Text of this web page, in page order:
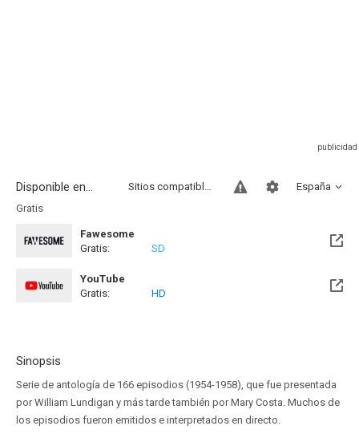
Disponible en... España
Sitios compatibles
Gratis
Fawesome
Gratis:
SD
YouTube
Gratis:
HD
Sinopsis
Serie de antología de 166 episodios (1954-1958), que fue presentada
por William Lundigan y más tarde también por Mary Costa. Muchos de
los episodios fueron emitidos e interpretados en directo.